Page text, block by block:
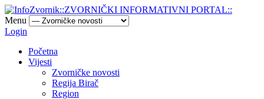
Menu
Login
Početna
Vijesti
Zvorničke novosti
Regija Birač
Region